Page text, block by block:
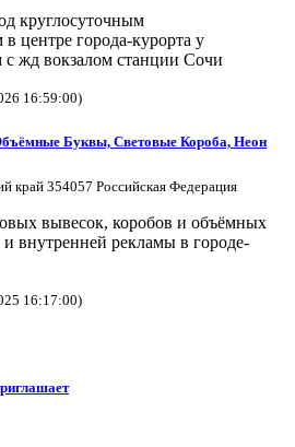
круглосуточным
центре города-курорта у
с жд вокзалом станции Сочи
16:59:00)
Буквы, Световые Короба, Неон
край 354057 Российская Федерация
вывесок, коробов и объёмных
внутренней рекламы в городе-
16:17:00)